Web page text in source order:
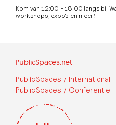
Kom van 12:00 - 18:00 langs bij
workshops, expo's en meer!
PublicSpaces.net
PublicSpaces / International
PublicSpaces / Conferentie